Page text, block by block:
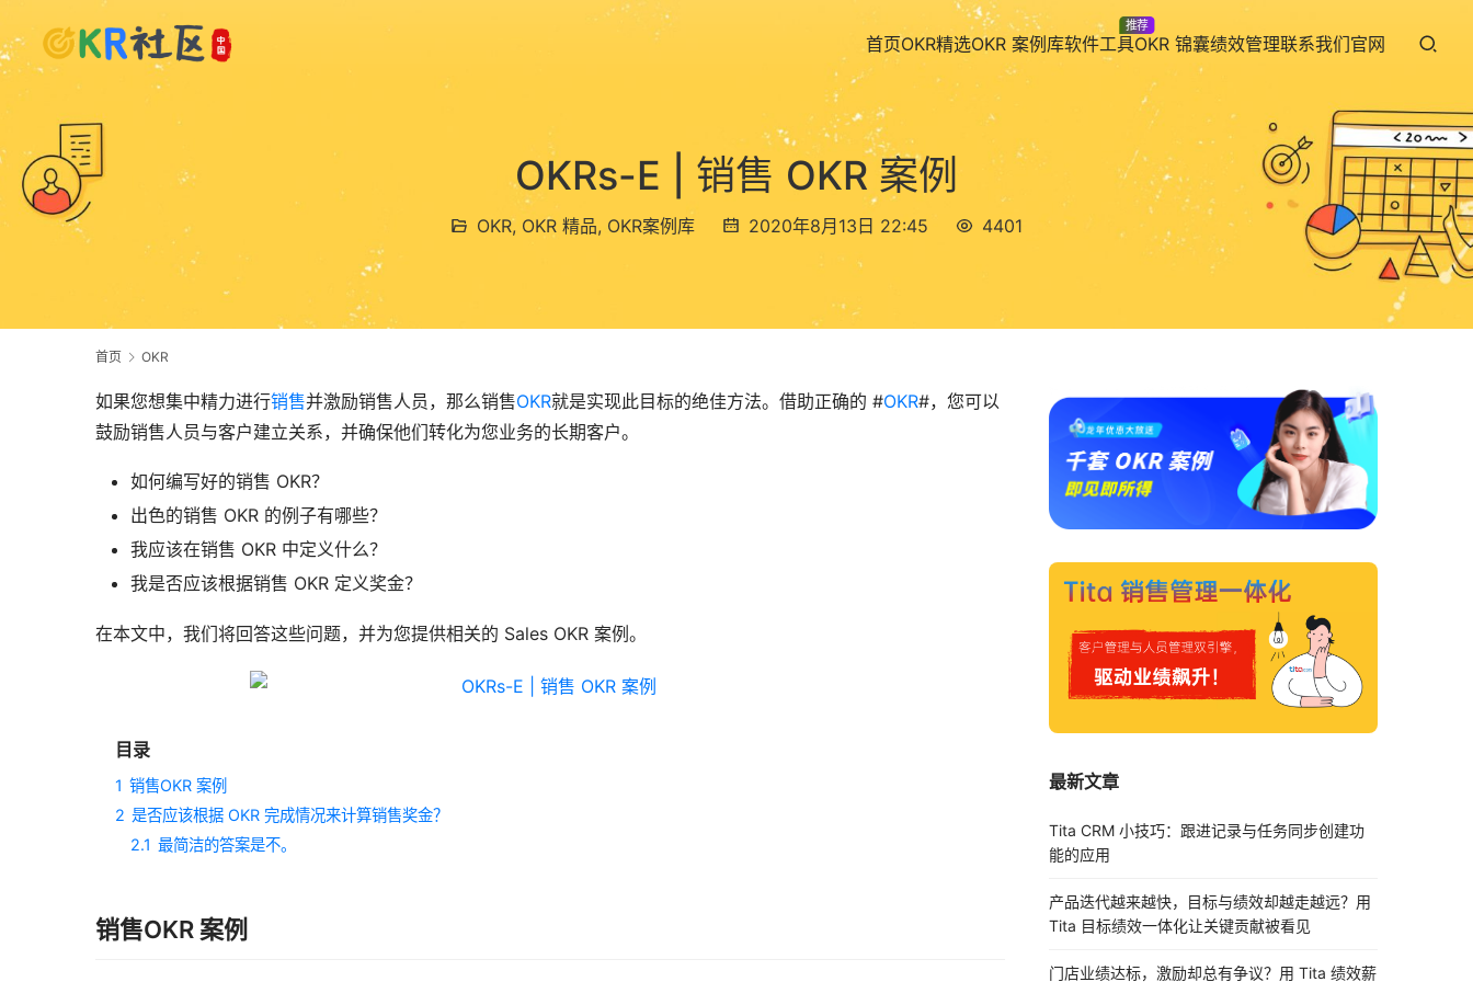
首页OKR精选OKR 案例库软件工具
推荐
OKR 锦囊绩效管理联系我们官网
OKRs-E | 销售 OKR 案例
OKR, OKR 精品, OKR案例库 2020年8月13日 22:45 4401
首页 OKR
如果您想集中精力进行销售并激励销售人员，那么销售OKR就是实现此目标的绝佳方法。借助正确的 #OKR#，您可以
鼓励销售人员与客户建立关系，并确保他们转化为您业务的长期客户。
如何编写好的销售 OKR？
出色的销售 OKR 的例子有哪些？
我应该在销售 OKR 中定义什么？
我是否应该根据销售 OKR 定义奖金？
在本文中，我们将回答这些问题，并为您提供相关的 Sales OKR 案例。
目录
1 销售OKR 案例
2 是否应该根据 OKR 完成情况来计算销售奖金？
2.1 最简洁的答案是不。
销售OKR 案例
最新文章
Tita CRM 小技巧：跟进记录与任务同步创建功
能的应用
产品迭代越来越快，目标与绩效却越走越远？用
Tita 目标绩效一体化让关键贡献被看见
门店业绩达标，激励却总有争议？用 Tita 绩效薪